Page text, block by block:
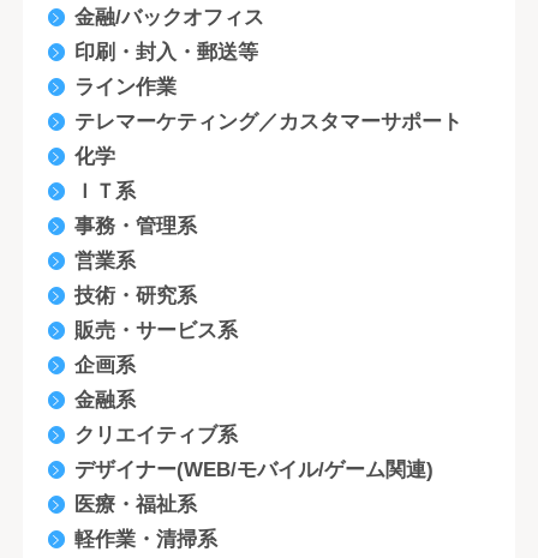
金融/バックオフィス
印刷・封入・郵送等
ライン作業
テレマーケティング／カスタマーサポート
化学
ＩＴ系
事務・管理系
営業系
技術・研究系
販売・サービス系
企画系
金融系
クリエイティブ系
デザイナー(WEB/モバイル/ゲーム関連)
医療・福祉系
軽作業・清掃系